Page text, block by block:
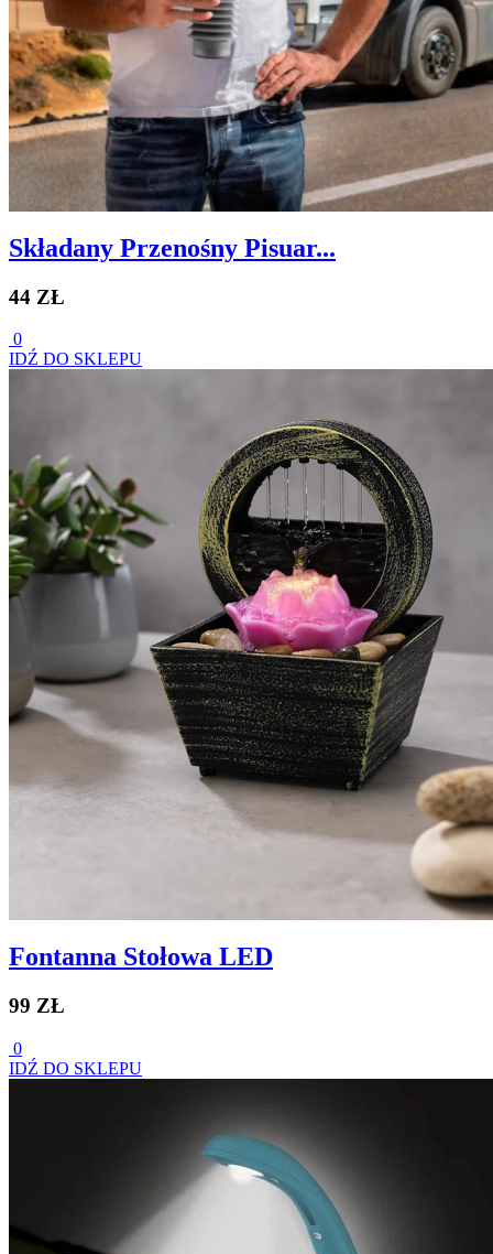
Składany Przenośny Pisuar...
44 ZŁ
0
IDŹ DO SKLEPU
Fontanna Stołowa LED
99 ZŁ
0
IDŹ DO SKLEPU